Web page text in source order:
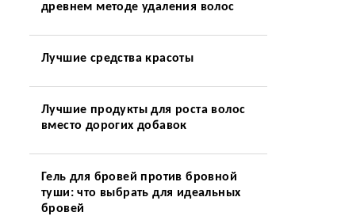
древнем методе удаления волос
Лучшие средства красоты
Лучшие продукты для роста волос
вместо дорогих добавок
Гель для бровей против бровной
туши: что выбрать для идеальных
бровей